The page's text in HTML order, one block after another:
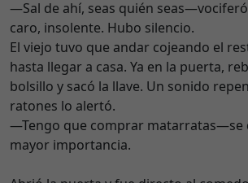
—Sal de ahí, seas quién
caro, insolente. Hubo silencio.
El viejo tuvo que andar cojeando el
hasta llegar a casa. Ya en la puerta,
bolsillo y sacó la llave. Un sonido
ratones lo alertó.
—Tengo que comprar matarratas—se
mayor importancia.